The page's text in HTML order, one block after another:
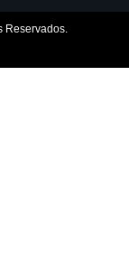
Reservados.